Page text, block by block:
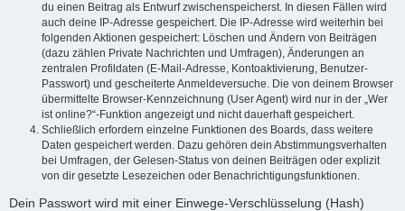
du einen Beitrag als Entwurf zwischenspeicherst. In diesen Fällen wird
auch deine IP-Adresse gespeichert. Die IP-Adresse wird weiterhin bei
folgenden Aktionen gespeichert: Löschen und Ändern von Beiträgen
(dazu zählen Private Nachrichten und Umfragen), Änderungen an
zentralen Profildaten (E-Mail-Adresse, Kontoaktivierung, Benutzer-
Passwort) und gescheiterte Anmeldeversuche. Die von deinem Browser
übermittelte Browser-Kennzeichnung (User Agent) wird nur in der „Wer
ist online?“-Funktion angezeigt und nicht dauerhaft gespeichert.
Schließlich erfordern einzelne Funktionen des Boards, dass weitere
Daten gespeichert werden. Dazu gehören dein Abstimmungsverhalten
bei Umfragen, der Gelesen-Status von deinen Beiträgen oder explizit
von dir gesetzte Lesezeichen oder Benachrichtigungsfunktionen.
Dein Passwort wird mit einer Einwege-Verschlüsselung (Hash)